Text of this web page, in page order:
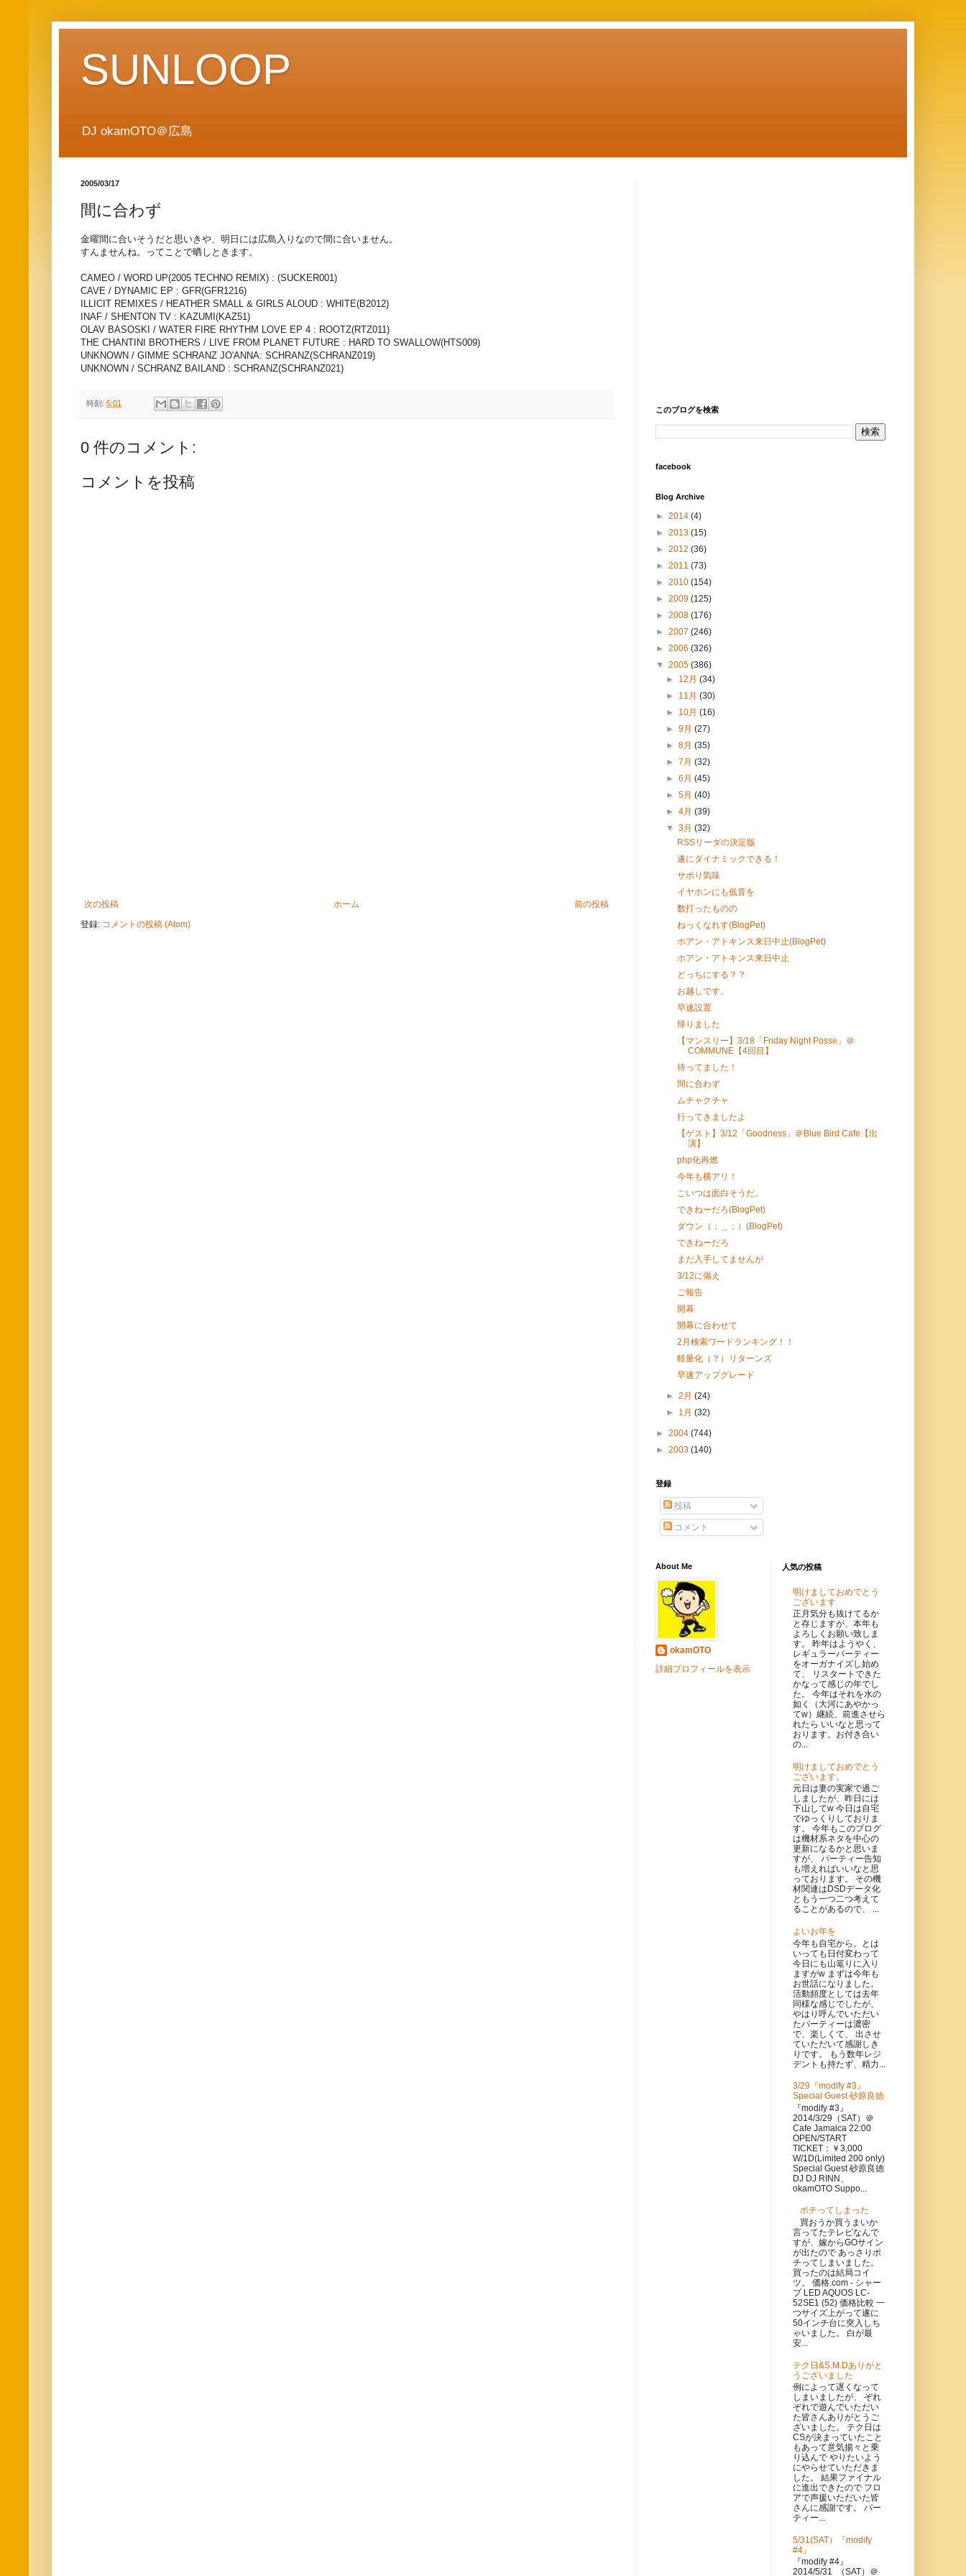
SUNLOOP
DJ okamOTO＠広島
2005/03/17
間に合わず
金曜間に合いそうだと思いきや、明日には広島入りなので間に合いません。
すんませんね。ってことで晒しときます。
CAMEO / WORD UP(2005 TECHNO REMIX) : (SUCKER001)
CAVE / DYNAMIC EP : GFR(GFR1216)
ILLICIT REMIXES / HEATHER SMALL & GIRLS ALOUD : WHITE(B2012)
INAF / SHENTON TV : KAZUMI(KAZ51)
OLAV BASOSKI / WATER FIRE RHYTHM LOVE EP 4 : ROOTZ(RTZ011)
THE CHANTINI BROTHERS / LIVE FROM PLANET FUTURE : HARD TO SWALLOW(HTS009)
UNKNOWN / GIMME SCHRANZ JO'ANNA: SCHRANZ(SCHRANZ019)
UNKNOWN / SCHRANZ BAILAND : SCHRANZ(SCHRANZ021)
時刻: 5:01
0 件のコメント:
コメントを投稿
次の投稿 前の投稿
ホーム
登録: コメントの投稿 (Atom)
このブログを検索
facebook
Blog Archive
► 2014 (4)
► 2013 (15)
► 2012 (36)
► 2011 (73)
► 2010 (154)
► 2009 (125)
► 2008 (176)
► 2007 (246)
► 2006 (326)
▼ 2005 (386)
► 12月(34)
► 11月(30)
► 10月(16)
►9月(27)
►8月(35)
►7月(32)
►6月(45)
►5月(40)
►4月(39)
▼3月(32)
RSSリーダの決定版
遂にダイナミックできる！
サボり気味
イヤホンにも低音を
数打ったものの
ねっくなれす(BlogPet)
ホアン・アトキンス来日中止(BlogPet)
ホアン・アトキンス来日中止
どっちにする？？
お越しです。
早速設置
帰りました
【マンスリー】3/18「Friday Night Posse」＠
COMMUNE【4回目】
待ってました！
間に合わず
ムチャクチャ
行ってきましたよ
【ゲスト】3/12「Goodness」＠Blue Bird Cafe【出
演】
php化再燃
今年も横アリ！
こいつは面白そうだ。
できねーだろ(BlogPet)
ダウン（；＿；）(BlogPet)
できねーだろ
まだ入手してませんが
3/12に備え
ご報告
開幕
開幕に合わせて
2月検索ワードランキング！！
軽量化（？）リターンズ
早速アップグレード
►2月(24)
► 1月(32)
► 2004 (744)
► 2003 (140)
登録
投稿
コメント
About Me
okamOTO
詳細プロフィールを表示
人気の投稿
明けましておめでとう
ございます
正月気分も抜けてるか
と存じますが、本年も
よろしくお願い致しま
す。 昨年はようやく、
レギュラーパーティー
をオーガナイズし始め
て、 リスタートできた
かなって感じの年でし
た。 今年はそれを水の
如く（大河にあやかっ
てw）継続、前進させら
れたら いいなと思って
おります。お付き合い
の...
明けましておめでとう
ございます。
元日は妻の実家で過ご
しましたが、昨日には
下山してw 今日は自宅
でゆっくりしておりま
す。 今年もこのブログ
は機材系ネタを中心の
更新になるかと思いま
すが、 パーティー告知
も増えればいいなと思
っております。 その機
材関連はDSDデータ化
ともう一つ二つ考えて
ることがあるので、 ...
よいお年を
今年も自宅から。とは
いっても日付変わって
今日にも山篭りに入り
ますがw まずは今年も
お世話になりました。
活動頻度としては去年
同様な感じでしたが、
やはり呼んでいただい
たパーティーは濃密
で、楽しくて、 出させ
ていただいて感謝しき
りです。 もう数年レジ
デントも持たず、精力...
3/29『modify #3』
Special Guest 砂原良徳
『modify #3』
2014/3/29（SAT）＠
Cafe Jamaica 22:00
OPEN/START
TICKET：￥3,000
W/1D(Limited 200 only)
Special Guest 砂原良徳
DJ DJ RINN、
okamOTO Suppo...
ポチってしまった
買おうか買うまいか
言ってたテレビなんで
すが、嫁からGOサイン
が出たので あっさりポ
チってしまいました。
買ったのは結局コイ
ツ。 価格.com - シャー
プ LED AQUOS LC-
52SE1 (52) 価格比較 一
つサイズ上がって遂に
50インチ台に突入しち
ゃいました。 白が最
安...
テク日&S.M.Dありがと
うございました
例によって遅くなって
しまいましたが、 ぞれ
ぞれで遊んでいただい
た皆さんありがとうご
ざいました。 テク日は
CSが決まっていたこと
もあって意気揚々と乗
り込んで やりたいよう
にやらせていただきま
した。 結果ファイナル
に進出できたので フロ
アで声援いただいた皆
さんに感謝です。 パー
ティー...
5/31(SAT）『modify
#4』
『modify #4』
2014/5/31 （SAT）＠